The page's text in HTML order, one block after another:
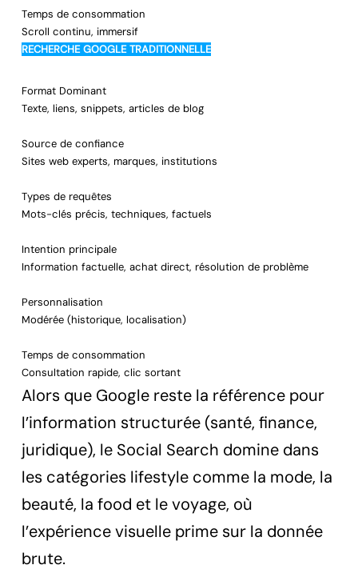
Temps de consommation
Scroll continu, immersif
RECHERCHE GOOGLE TRADITIONNELLE
Format Dominant
Texte, liens, snippets, articles de blog
Source de confiance
Sites web experts, marques, institutions
Types de requêtes
Mots-clés précis, techniques, factuels
Intention principale
Information factuelle, achat direct, résolution de problème
Personnalisation
Modérée (historique, localisation)
Temps de consommation
Consultation rapide, clic sortant
Alors que Google reste la référence pour
l’information structurée (santé, finance,
juridique), le Social Search domine dans
les catégories lifestyle comme la mode, la
beauté, la food et le voyage, où
l’expérience visuelle prime sur la donnée
brute.